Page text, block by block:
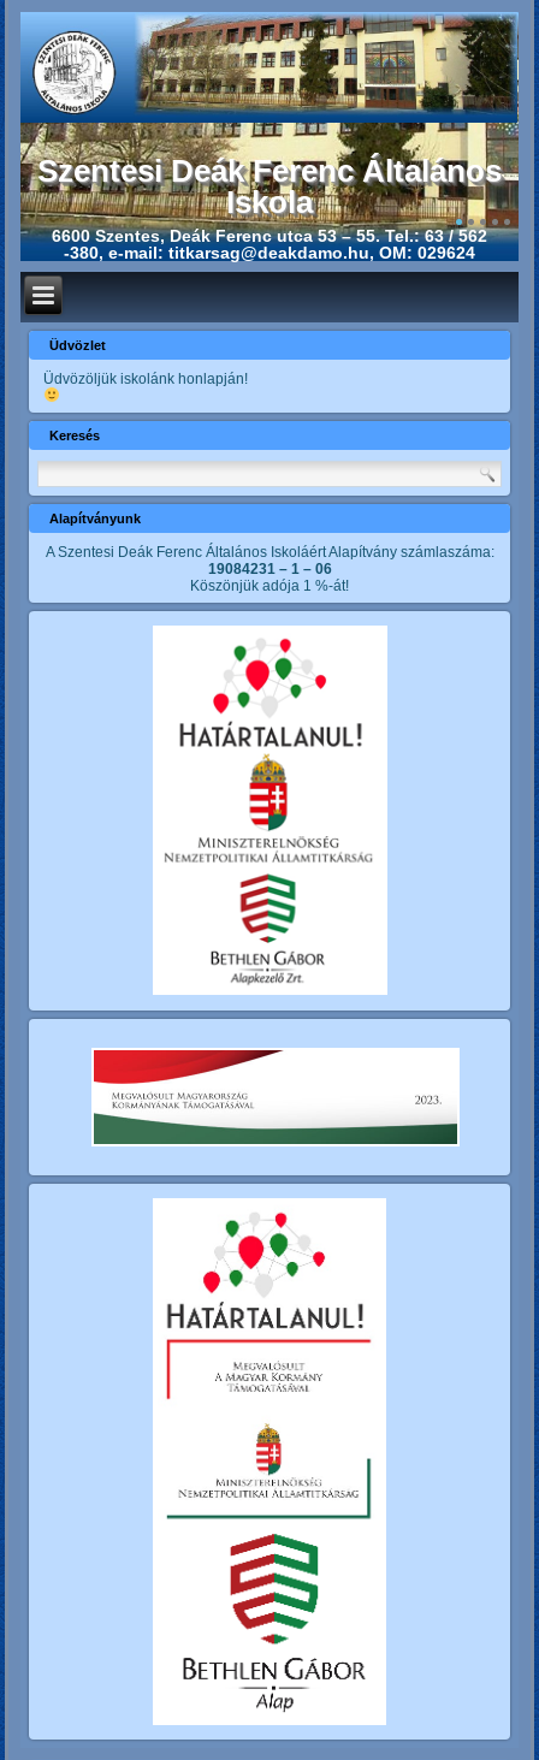
Szentesi Deák Ferenc Általános
Iskola
6600 Szentes, Deák Ferenc utca 53 – 55. Tel.: 63 / 562
-380, e-mail: titkarsag@deakdamo.hu, OM: 029624
Üdvözlet
Üdvözöljük iskolánk honlapján!
Keresés
Alapítványunk
A Szentesi Deák Ferenc Általános Iskoláért Alapítvány számlaszáma:
19084231 – 1 – 06
Köszönjük adója 1 %-át!